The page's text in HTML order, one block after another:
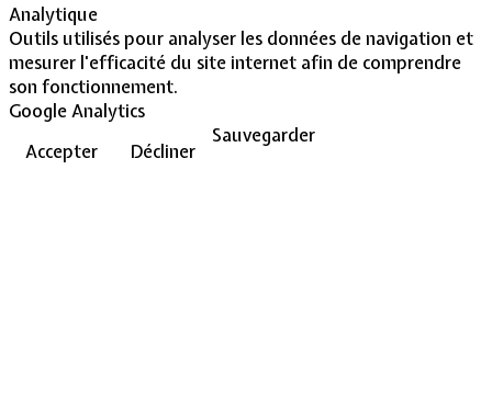
Analytique
Outils utilisés pour analyser les données de navigation et
mesurer l'efficacité du site internet afin de comprendre
son fonctionnement.
Google Analytics
Accepter
Décliner
Sauvegarder